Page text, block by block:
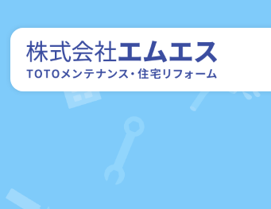
株式会社エムエス